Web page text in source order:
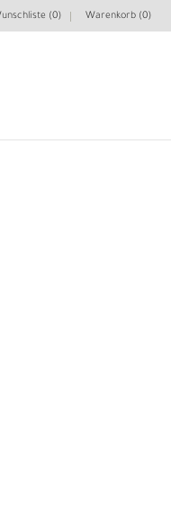
(0) Warenkorb (0)